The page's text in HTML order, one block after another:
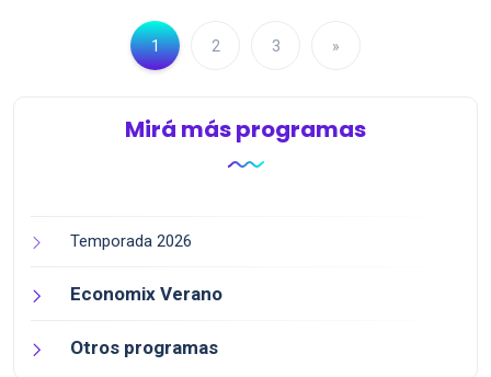
1 2 3 »
Mirá más programas
Temporada 2026
Economix Verano
Otros programas